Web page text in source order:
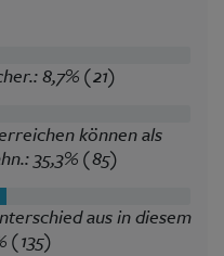
8,7% (21)
können als
35,3% (85)
aus in diesem
(135)